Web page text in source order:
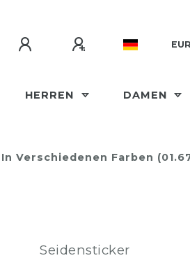
EUR
HERREN DAMEN
Verschiedenen Farben
Seidensticker